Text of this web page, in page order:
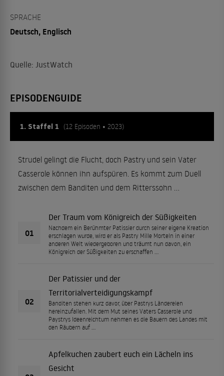
SPRACHE
Deutsch, Englisch
Quelle: JustWatch
EPISODENGUIDE
1. Staffel 1 (12 Episoden • 2023)
Strudel gelingt die Flucht, doch Pastry und sein Vater
Casserole können ihn aufspüren. Es kommt zum Duell
zwischen dem Banditen und dem Ritterssohn …
01
Der Traum vom Königreich der Süßigkeiten
Nachdem ein Berühmter Patissier durch seiner eigene Kreation
erschlagen wurde, wird er als Pastry Mille Morteln in einer
anderen Welt wiedergeboren und träumt nun davon, ein
Königreich der Süßigkeiten zu erschaffen …
02
Der Patissier und der
Territorialverteidigungskampf
Banditen stehen kurz davor, über Pastrys Ländereien
hereinzufallen. Mit dem Mut seines Vaters Casserole und
Paystrys Ideenreichtum nehmen es die Bauern des Landes mit
den Räubern auf …
Apfelkuchen zaubert euch ein Lächeln ins
Gesicht